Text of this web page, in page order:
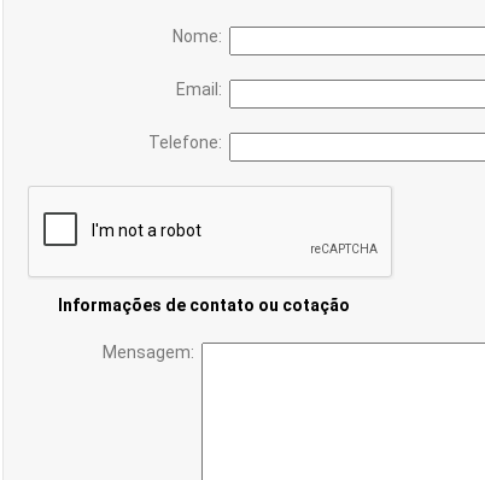
Nome:
Email:
Telefone:
Informações de contato ou cotação
Mensagem: